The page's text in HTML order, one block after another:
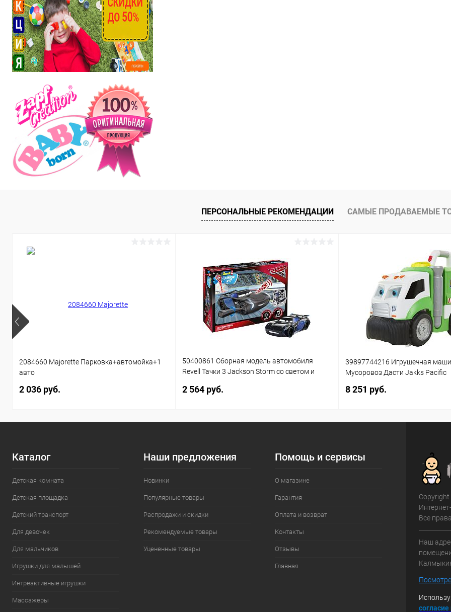
ПЕРСОНАЛЬНЫЕ РЕКОМЕНДАЦИИ САМЫЕ ПРОДАВАЕМЫЕ
2084660 Majorette Парковка+автомойка+1
авто
2 036 руб.
50400861 Сборная модель автомобиля
Revell Тачки 3 Jackson Storm со светом и
2 564 руб.
39897744216 Игрушечная
Мусоровоз Дасти Jakks Pacific
8 251 руб.
Каталог
Детская комната
Детская площадка
Детский транспорт
Для девочек
Для мальчиков
Игрушки для малышей
Интреактивные игрушки
Массажеры
Наши предложения
Новинки
Популярные товары
Распродажи и скидки
Рекомендуемые товары
Уцененные товары
Помощь и сервисы
О магазине
Гарантия
Оплата и возврат
Контакты
Отзывы
Главная
Все
Наш
согласие